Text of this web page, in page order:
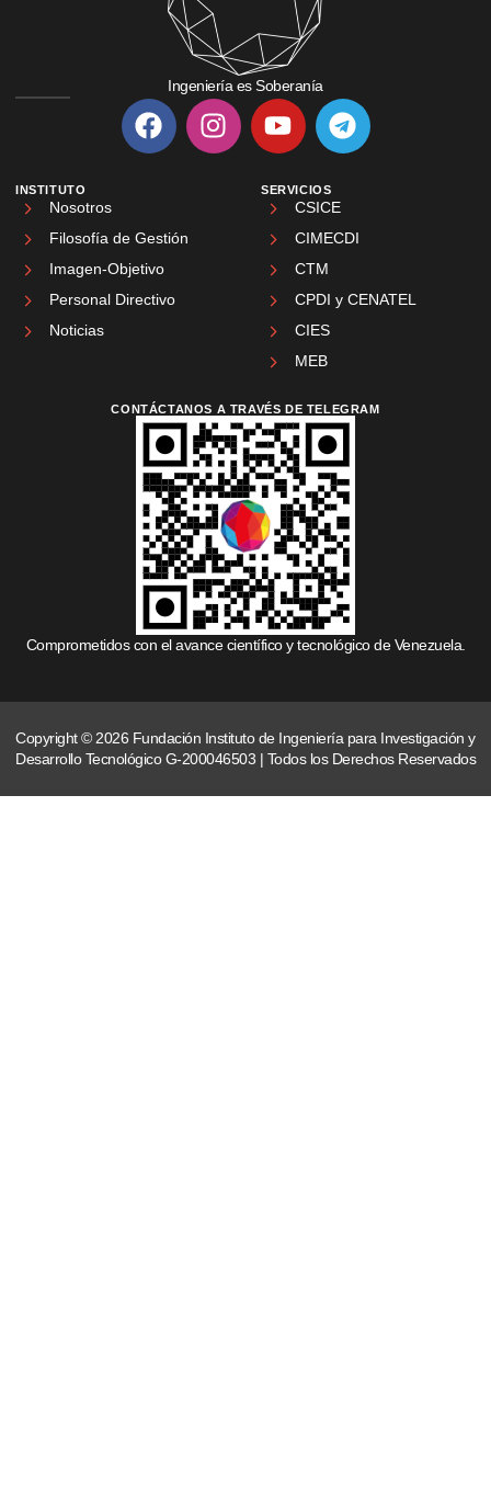
Ingeniería es Soberanía
INSTITUTO
Nosotros
Filosofía de Gestión
Imagen-Objetivo
Personal Directivo
Noticias
SERVICIOS
CSICE
CIMECDI
CTM
CPDI y CENATEL
CIES
MEB
CONTÁCTANOS A TRAVÉS DE TELEGRAM
Comprometidos con el avance científico y tecnológico de Venezuela.
Copyright © 2026 Fundación Instituto de Ingeniería para Investigación y
Desarrollo Tecnológico G-200046503 | Todos los Derechos Reservados